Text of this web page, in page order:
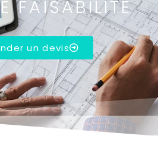
FAISABILITÉ
un devis